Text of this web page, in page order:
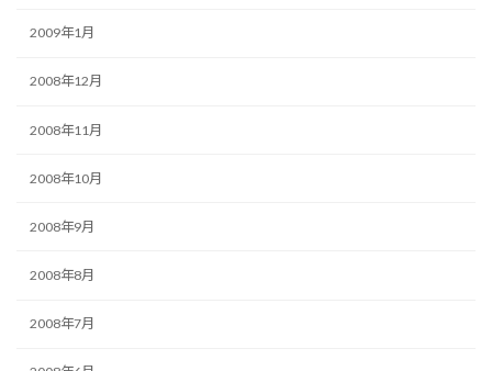
2009年1月
2008年12月
2008年11月
2008年10月
2008年9月
2008年8月
2008年7月